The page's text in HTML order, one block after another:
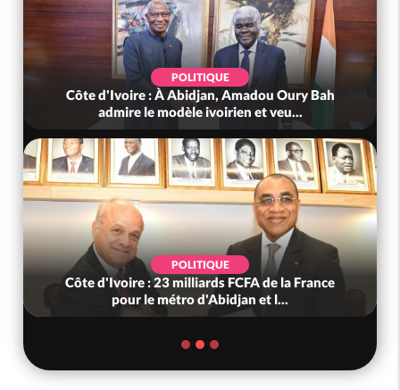
POLITIQUE
Côte d'Ivoire : À Abidjan, Amadou Oury Bah
admire le modèle ivoirien et veu...
POLITIQUE
Côte d'Ivoire : 23 milliards FCFA de la France
pour le métro d'Abidjan et l...